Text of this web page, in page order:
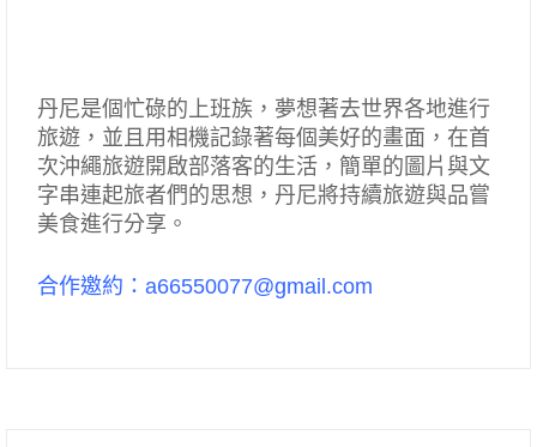
丹尼是個忙碌的上班族，夢想著去世界各地進行
旅遊，並且用相機記錄著每個美好的畫面，在首
次沖繩旅遊開啟部落客的生活，簡單的圖片與文
字串連起旅者們的思想，丹尼將持續旅遊與品嘗
美食進行分享。
合作邀約：a66550077@gmail.com